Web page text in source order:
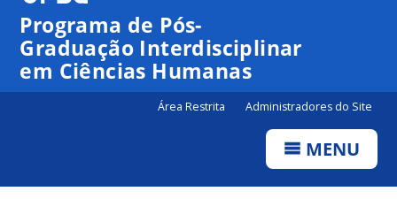
Programa de Pós-
Graduação Interdisciplinar
em Ciências Humanas
Área Restrita Administradores do Site
MENU